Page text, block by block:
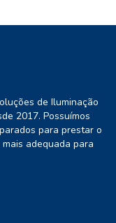
de Iluminação
2017. Possuímos
para prestar o
adequada para